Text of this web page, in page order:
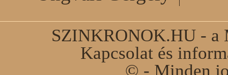
SZINKRONOK.HU - a
Kapcsolat és
© - Minden